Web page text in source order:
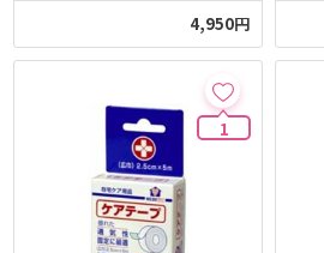
4,950円
1